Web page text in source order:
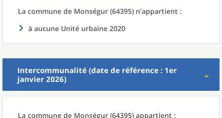
La commune de Monségur (64395) n’appartient :
à aucune Unité urbaine 2020
Intercommunalité (date de référence : 1er
janvier 2026)
La commune de Monségur (64395) appartient :